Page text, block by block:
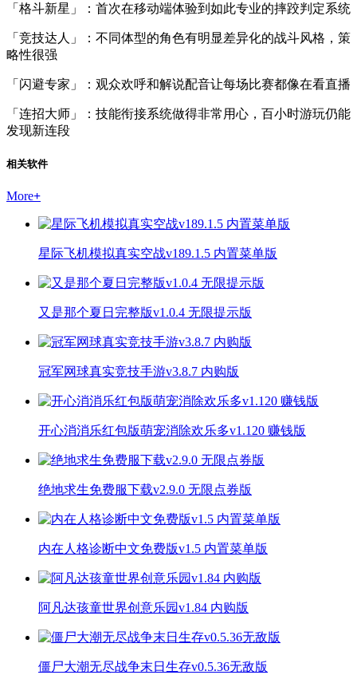
「格斗新星」：首次在移动端体验到如此专业的摔跤判定系统
「竞技达人」：不同体型的角色有明显差异化的战斗风格，策
略性很强
「闪避专家」：观众欢呼和解说配音让每场比赛都像在看直播
「连招大师」：技能衔接系统做得非常用心，百小时游玩仍能
发现新连段
相关软件
More+
星际飞机模拟真实空战v189.1.5 内置菜单版
又是那个夏日完整版v1.0.4 无限提示版
冠军网球真实竞技手游v3.8.7 内购版
开心消消乐红包版萌宠消除欢乐多v1.120 赚钱版
绝地求生免费服下载v2.9.0 无限点券版
内在人格诊断中文免费版v1.5 内置菜单版
阿凡达孩童世界创意乐园v1.84 内购版
僵尸大潮无尽战争末日生存v0.5.36无敌版